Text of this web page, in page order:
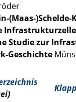
(Maas-)Schelde-
Infrastrukturzelle
Studie zur
Geschichte